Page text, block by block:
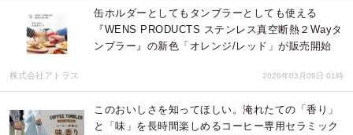
缶ホルダーとしてもタンブラーとしても使える
『WENS PRODUCTS ステンレス真空断熱２Wayタ
ンブラー』の新色「オレンジ/レッド」が販売開始
株式会社アトラス 2026年03月06日 01時
このおいしさを知ってほしい。淹れたての「香り」
と「味」を長時間楽しめるコーヒー専用セラミック